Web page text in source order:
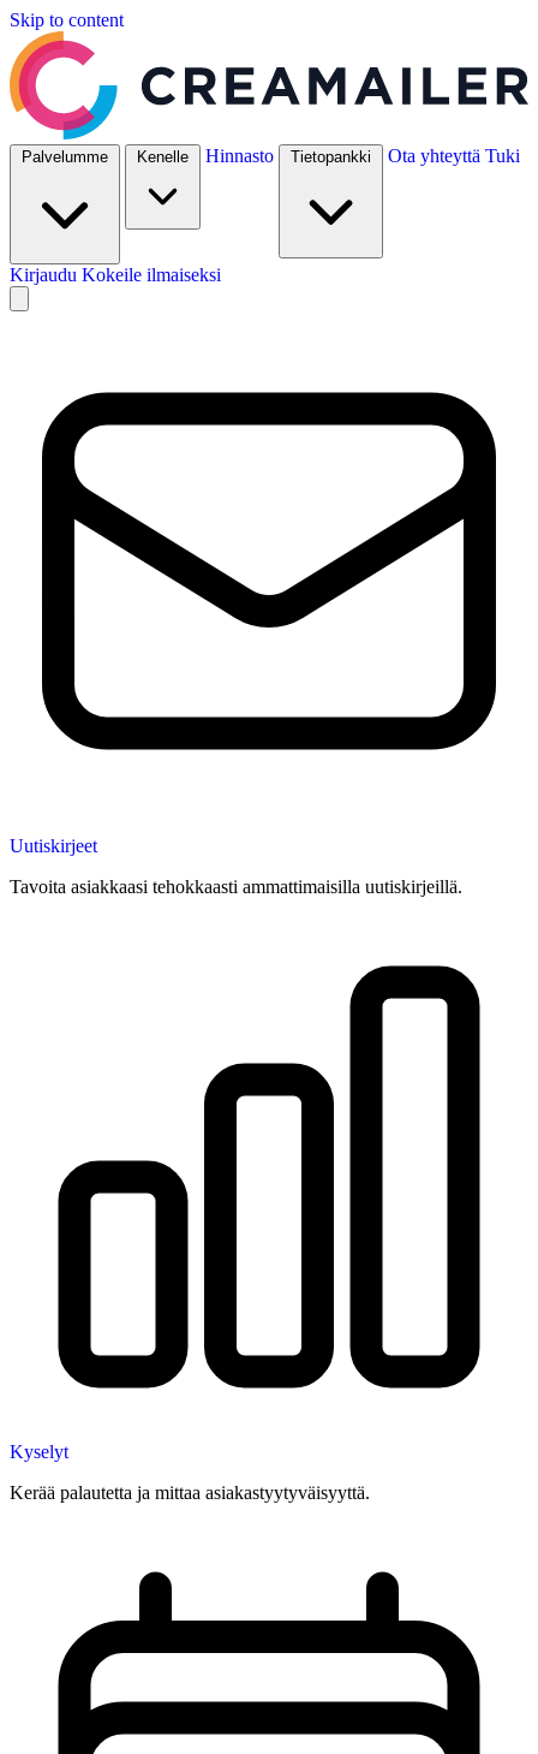
Skip to content
Palvelumme Kenelle Hinnasto Tietopankki Ota yhteyttä Tuki
Kirjaudu Kokeile ilmaiseksi
Uutiskirjeet
Tavoita asiakkaasi tehokkaasti ammattimaisilla uutiskirjeillä.
Kyselyt
Kerää palautetta ja mittaa asiakastyytyväisyyttä.